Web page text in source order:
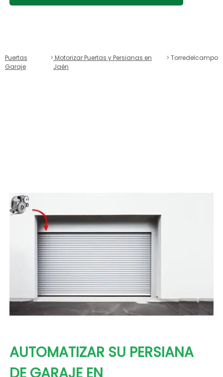
Puertas
Garaje
Motorizar Puertas y Persianas en
Jaén
Torredelcampo
AUTOMATIZAR SU PERSIANA